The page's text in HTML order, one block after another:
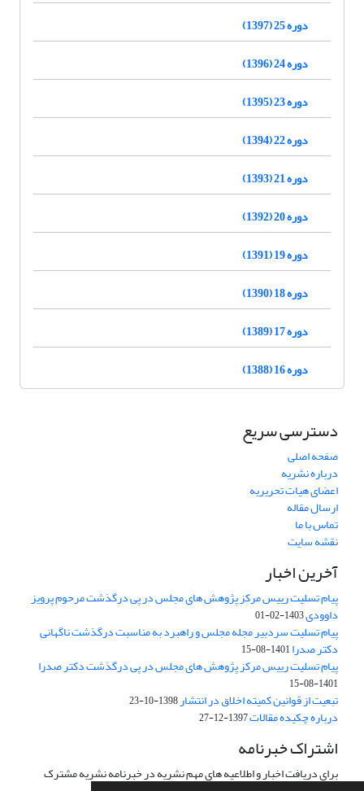
دوره 25 (1397)
دوره 24 (1396)
دوره 23 (1395)
دوره 22 (1394)
دوره 21 (1393)
دوره 20 (1392)
دوره 19 (1391)
دوره 18 (1390)
دوره 17 (1389)
دوره 16 (1388)
دسترسی سریع
صفحه اصلی
درباره نشریه
اعضای هیات تحریریه
ارسال مقاله
تماس با ما
نقشه سایت
آخرین اخبار
پیام تسلیت رییس مرکز پژوهش های مجلس در پی درگذشت مرحوم پرویز
داوودی1403-02-01
پیام تسلیت سردبیر مجله مجلس و راهبرد به مناسبت درگذشت ناگهانی
دکتر صدرا1401-08-15
پیام تسلیت رییس مرکز پژوهش های مجلس در پی درگذشت دکتر صدرا
1401-08-15
تبعیت از قوانین کمیته اخلاق در انتشار1398-10-23
درباره چکیده مقالات1397-12-27
اشتراک خبرنامه
برای دریافت اخبار و اطلاعیه های مهم نشریه در خبرنامه نشریه مشترک